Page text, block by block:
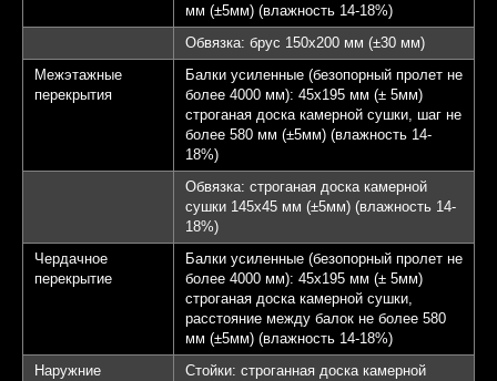
мм (±5мм) (влажность 14-18%)
Обвязка: брус 150х200 мм (±30 мм)
Межэтажные
перекрытия
Балки усиленные (безопорный пролет не
более 4000 мм): 45х195 мм (± 5мм)
строганая доска камерной сушки, шаг не
более 580 мм (±5мм) (влажность 14-
18%)
Обвязка: строганая доска камерной
сушки 145х45 мм (±5мм) (влажность 14-
18%)
Чердачное
перекрытие
Балки усиленные (безопорный пролет не
более 4000 мм): 45х195 мм (± 5мм)
строганая доска камерной сушки,
расстояние между балок не более 580
мм (±5мм) (влажность 14-18%)
Наружние
Стойки: строганная доска камерной